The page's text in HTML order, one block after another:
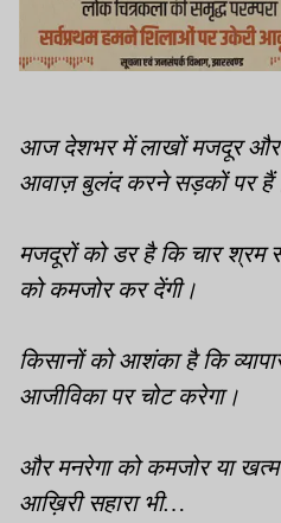
आज देशभर में लाखों मजदूर
आवाज़ बुलंद करने सड़कों पर
मजदूरों को डर है कि चार श्रम
को कमजोर कर देंगी।
किसानों को आशंका है कि
आजीविका पर चोट करेगा।
और मनरेगा को कमजोर या
आख़िरी सहारा भी…